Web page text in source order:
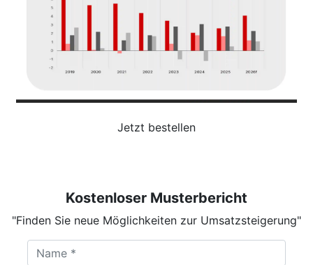
Jetzt bestellen
Kostenloser Musterbericht
"Finden Sie neue Möglichkeiten zur Umsatzsteigerung"